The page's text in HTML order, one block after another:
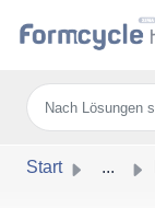
Start ...